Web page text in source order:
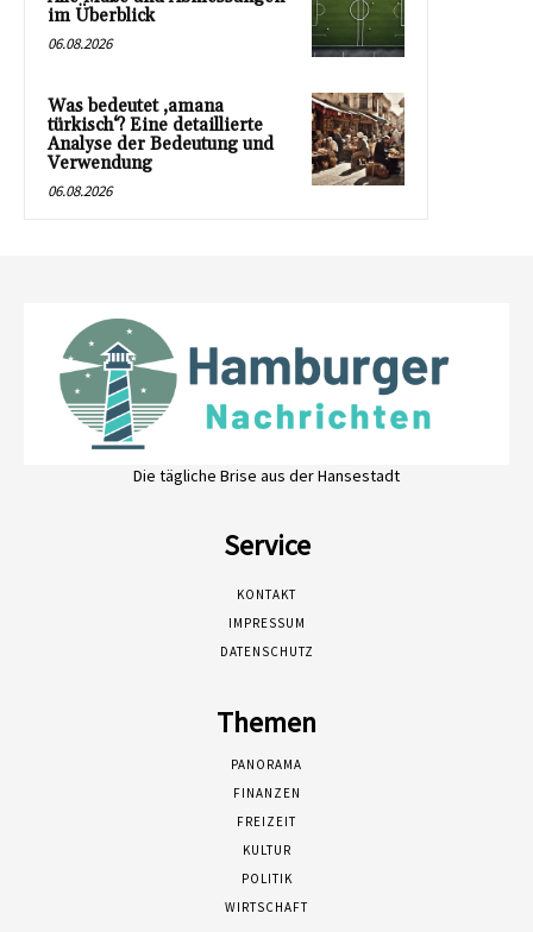
im Überblick
06.08.2026
Was bedeutet ‚amana
türkisch‘? Eine detaillierte
Analyse der Bedeutung und
Verwendung
06.08.2026
Die tägliche Brise aus der Hansestadt
Service
KONTAKT
IMPRESSUM
DATENSCHUTZ
Themen
PANORAMA
FINANZEN
FREIZEIT
KULTUR
POLITIK
WIRTSCHAFT